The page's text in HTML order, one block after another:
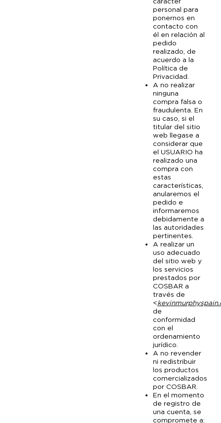
personal para
ponernos en
contacto con
él en relación al
pedido
realizado, de
acuerdo a la
Política de
Privacidad.
A no realizar
ninguna
compra falsa o
fraudulenta. En
su caso, si el
titular del sitio
web llegase a
considerar que
el USUARIO ha
realizado una
compra con
estas
características,
anularemos el
pedido e
informaremos
debidamente a
las autoridades
pertinentes.
A realizar un
uso adecuado
del sitio web y
los servicios
prestados por
COSBAR a
través de
<
de
conformidad
con el
ordenamiento
jurídico.
A no revender
ni redistribuir
los productos
comercializados
por COSBAR.
En el momento
de registro de
una cuenta, se
compromete a: